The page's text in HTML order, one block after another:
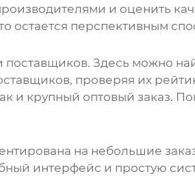
и оценить
остается перспективным
поставщиков. Здесь можно
проверяя их
и крупный оптовый заказ.
на небольшие
интерфейс и простую